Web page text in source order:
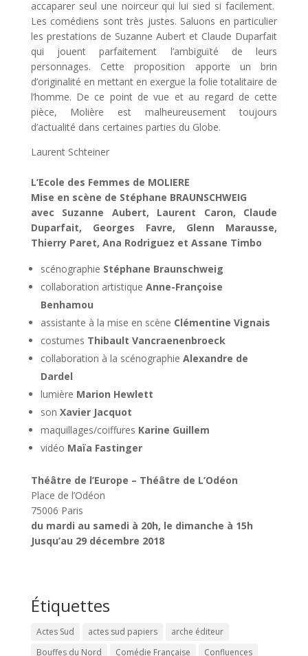
accaparer seul une noirceur qui lui sied si facilement.
Les comédiens sont très justes. Saluons en particulier
les prestations de Suzanne Aubert et Claude Duparfait
qui jouent parfaitement l’ambiguïté de leurs
personnages. Cette proposition apporte un brin
d’originalité en mettant en exergue la folie totalitaire de
l’homme. De ce point de vue et au regard de cette
pièce, Molière est malheureusement toujours
d’actualité dans certaines parties du Globe.
Laurent Schteiner
L’Ecole des Femmes de MOLIERE
Mise en scène de Stéphane BRAUNSCHWEIG
avec Suzanne Aubert, Laurent Caron, Claude
Duparfait, Georges Favre, Glenn Marausse,
Thierry Paret, Ana Rodriguez et Assane Timbo
scénographie Stéphane Braunschweig
collaboration artistique Anne-Françoise
Benhamou
assistante à la mise en scène Clémentine Vignais
costumes Thibault Vancraenenbroeck
collaboration à la scénographie Alexandre de
Dardel
lumière Marion Hewlett
son Xavier Jacquot
maquillages/coiffures Karine Guillem
vidéo Maïa Fastinger
Théâtre de l’Europe – Théâtre de L’Odéon
Place de l’Odéon
75006 Paris
du mardi au samedi à 20h, le dimanche à 15h
Jusqu’au 29 décembre 2018
Étiquettes
Actes Sud actes sud papiers
arche éditeur
Bouffes du Nord
Comédie Française Confluences